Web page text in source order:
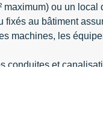
ou un local
au bâtiment
machines, les
conduites et